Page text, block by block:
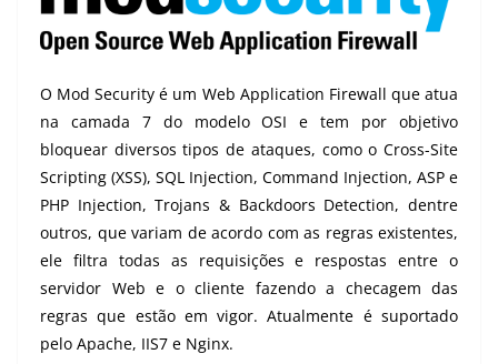
O Mod Security é um Web Application Firewall que atua
na camada 7 do modelo OSI e tem por objetivo
bloquear diversos tipos de ataques, como o Cross-Site
Scripting (XSS), SQL Injection, Command Injection, ASP e
PHP Injection, Trojans & Backdoors Detection, dentre
outros, que variam de acordo com as regras existentes,
ele filtra todas as requisições e respostas entre o
servidor Web e o cliente fazendo a checagem das
regras que estão em vigor. Atualmente é suportado
pelo Apache, IIS7 e Nginx.